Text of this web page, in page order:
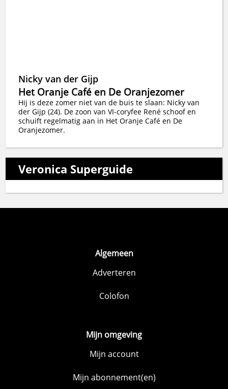
Nicky van der Gijp
Het Oranje Café en De Oranjezomer
Hij is deze zomer niet van de buis te slaan: Nicky van
der Gijp (24). De zoon van VI-coryfee René schoof en
schuift regelmatig aan in Het Oranje Café en De
Oranjezomer.
Veronica Superguide
Algemeen
Adverteren
Colofon
Mijn omgeving
Mijn account
Mijn abonnement(en)